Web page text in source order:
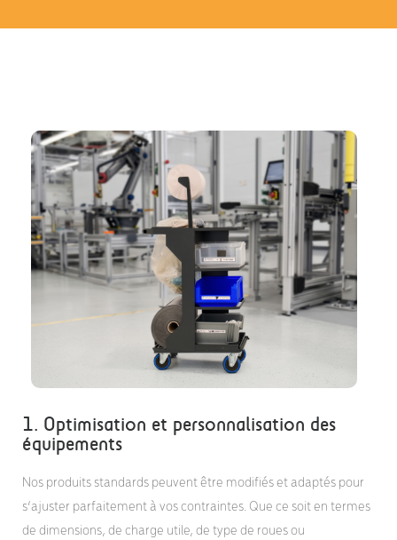
1. Optimisation et personnalisation des
équipements
Nos produits standards peuvent être modifiés et adaptés pour
s’ajuster parfaitement à vos contraintes. Que ce soit en termes
de dimensions, de charge utile, de type de roues ou